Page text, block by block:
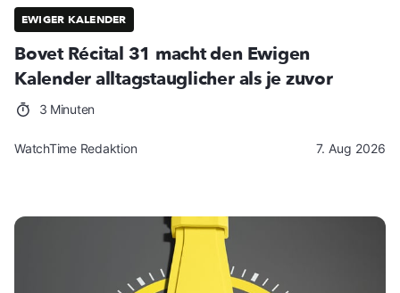
EWIGER KALENDER
Bovet Récital 31 macht den Ewigen
Kalender alltagstauglicher als je zuvor
3 Minuten
WatchTime Redaktion 7. Aug 2026